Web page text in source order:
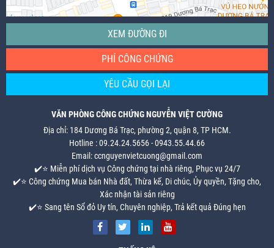
XEM ĐƯỜNG ĐI
PHÍ CÔNG CHỨNG
YÊU CẦU GỌI LẠI
VĂN PHÒNG CÔNG CHỨNG NGUYỄN VIỆT CƯỜNG
Địa chỉ: 184 Dương Bá Trạc, phường 2, quận 8, TP HCM.
Hotline : 09.24.24.5656 - 0943.55.44.66
Email: ccnguyenvietcuong@gmail.com
✔️⭐ Miễn phí dịch vụ Công chứng tại nhà riêng, Phục vụ 24/7
✔️⭐ Công chứng Mua bán Nhà đất, Thừa kế, Di chúc, Ủy quyền, Tặng cho,
Xác nhận tài sản riêng
✔️⭐ Sang tên Sổ đỏ Uy tín, Chuyên nghiệp, Trả kết quả Đúng hẹn